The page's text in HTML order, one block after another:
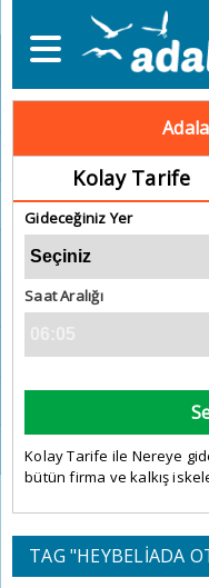
Kolay Tarife
Gideceğiniz Yer
Saat Aralığı
Kolay Tarife ile Nereye
bütün firma ve kalkış
TAG "HEYBELIADA